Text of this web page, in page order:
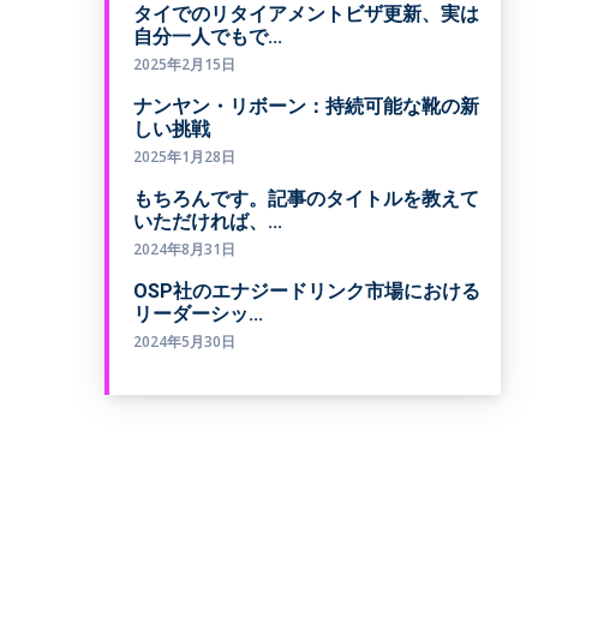
タイでのリタイアメントビザ更新、実は
自分一人でもで...
2025年2月15日
ナンヤン・リボーン：持続可能な靴の新
しい挑戦
2025年1月28日
もちろんです。記事のタイトルを教えて
いただければ、...
2024年8月31日
OSP社のエナジードリンク市場における
リーダーシッ...
2024年5月30日